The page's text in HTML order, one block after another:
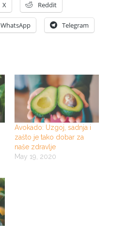
X Reddit
WhatsApp Telegram
Avokado: Uzgoj, sadnja i
zašto je tako dobar za
naše zdravlje
May 19, 2020